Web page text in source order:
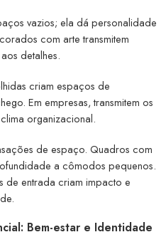
vazios; ela dá personalidade
com arte transmitem
detalhes.
criam espaços de
Em empresas, transmitem os
organizacional.
de espaço. Quadros com
a cômodos pequenos.
de entrada criam impacto e
Bem-estar e Identidade